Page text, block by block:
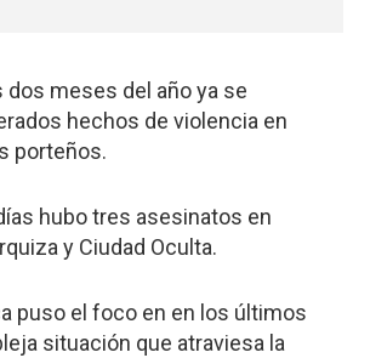
dos meses del año ya se
hechos de violencia en
porteños.
hubo tres asesinatos en
y Ciudad Oculta.
puso el foco en en los últimos
situación que atraviesa la